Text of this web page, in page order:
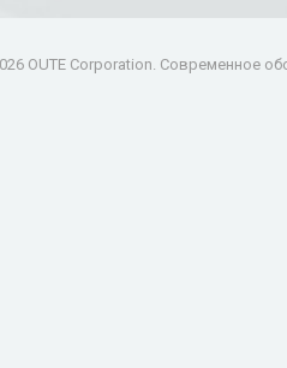
OUTE Corporation. Современное